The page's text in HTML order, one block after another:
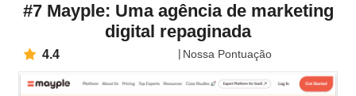
#7 Mayple: Uma agência de marketing
digital repaginada
4.4 Nossa Pontuação